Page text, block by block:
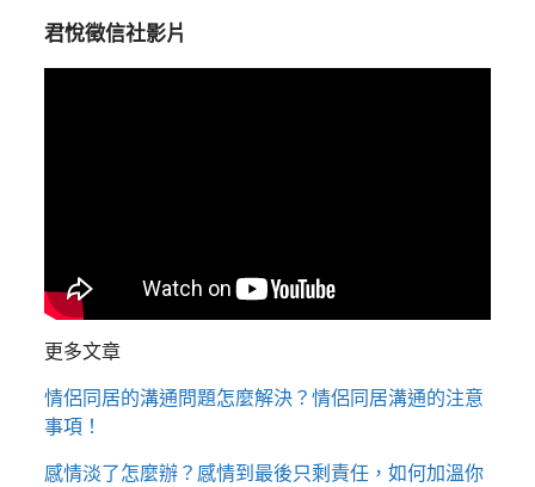
君悅徵信社影片
更多文章
情侶同居的溝通問題怎麼解決？情侶同居溝通的注意
事項！
感情淡了怎麼辦？感情到最後只剩責任，如何加溫你